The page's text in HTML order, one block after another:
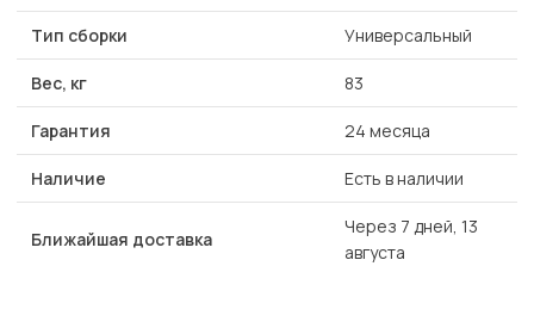
Тип сборки Универсальный
Вес, кг 83
Гарантия 24 месяца
Наличие Есть в наличии
Ближайшая доставка
Через 7 дней, 13
августа